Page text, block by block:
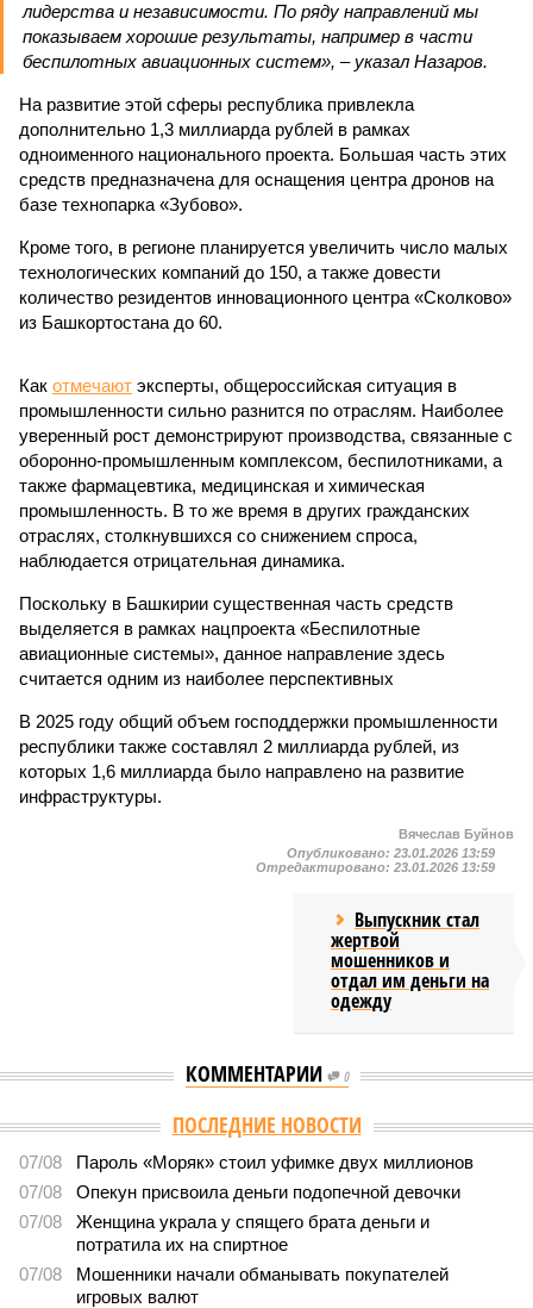
лидерства и независимости. По ряду направлений мы
показываем хорошие результаты, например в части
беспилотных авиационных систем», – указал Назаров.
На развитие этой сферы республика привлекла
дополнительно 1,3 миллиарда рублей в рамках
одноименного национального проекта. Большая часть этих
средств предназначена для оснащения центра дронов на
базе технопарка «Зубово».
Кроме того, в регионе планируется увеличить число малых
технологических компаний до 150, а также довести
количество резидентов инновационного центра «Сколково»
из Башкортостана до 60.
Как отмечают эксперты, общероссийская ситуация в
промышленности сильно разнится по отраслям. Наиболее
уверенный рост демонстрируют производства, связанные с
оборонно-промышленным комплексом, беспилотниками, а
также фармацевтика, медицинская и химическая
промышленность. В то же время в других гражданских
отраслях, столкнувшихся со снижением спроса,
наблюдается отрицательная динамика.
Поскольку в Башкирии существенная часть средств
выделяется в рамках нацпроекта «Беспилотные
авиационные системы», данное направление здесь
считается одним из наиболее перспективных
В 2025 году общий объем господдержки промышленности
республики также составлял 2 миллиарда рублей, из
которых 1,6 миллиарда было направлено на развитие
инфраструктуры.
Вячеслав Буйнов
Опубликовано: 23.01.2026 13:59
Отредактировано: 23.01.2026 13:59
Выпускник стал
жертвой
мошенников и
отдал им деньги на
одежду
КОММЕНТАРИИ 0
ПОСЛЕДНИЕ НОВОСТИ
07/08
Пароль «Моряк» стоил уфимке двух миллионов
07/08
Опекун присвоила деньги подопечной девочки
07/08
Женщина украла у спящего брата деньги и
потратила их на спиртное
07/08
Мошенники начали обманывать покупателей
игровых валют